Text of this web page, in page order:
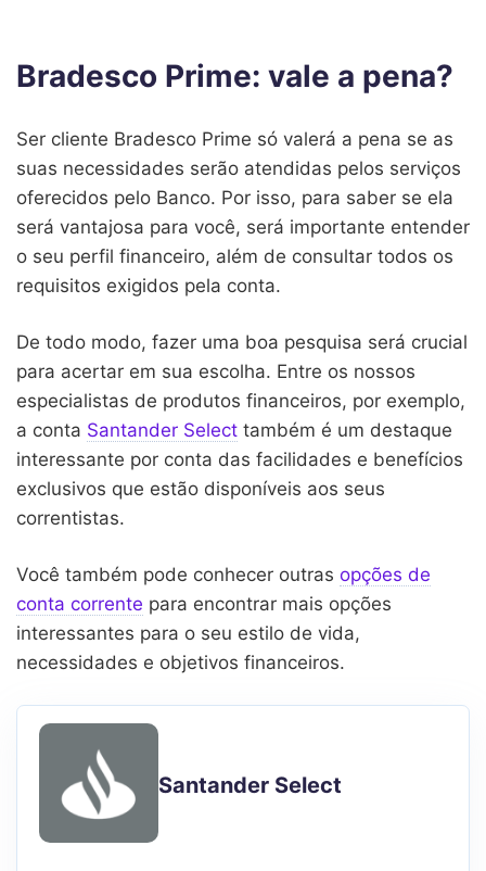
Bradesco Prime: vale a pena?
Ser cliente Bradesco Prime só valerá a pena se as
suas necessidades serão atendidas pelos serviços
oferecidos pelo Banco. Por isso, para saber se ela
será vantajosa para você, será importante entender
o seu perfil financeiro, além de consultar todos os
requisitos exigidos pela conta.
De todo modo, fazer uma boa pesquisa será crucial
para acertar em sua escolha. Entre os nossos
especialistas de produtos financeiros, por exemplo,
a conta Santander Select também é um destaque
interessante por conta das facilidades e benefícios
exclusivos que estão disponíveis aos seus
correntistas.
Você também pode conhecer outras opções de
conta corrente para encontrar mais opções
interessantes para o seu estilo de vida,
necessidades e objetivos financeiros.
Santander Select